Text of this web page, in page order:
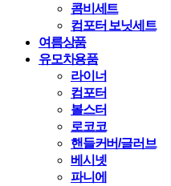
콤비세트
컴포터 보닛세트
여름상품
유모차용품
라이너
컴포터
볼스터
로코코
핸들커버/글러브
베시넷
파니에